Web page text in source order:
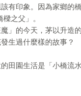
有印象。因為家鄉的
之父」。
」的今天，茅以升造
生過什麼樣的故事？
田園生活是「小橋流